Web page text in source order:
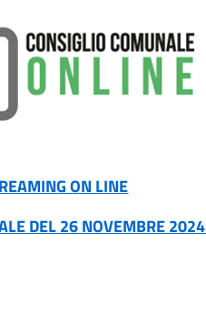
ON LINE
DEL 26 NOVEMBRE 2024